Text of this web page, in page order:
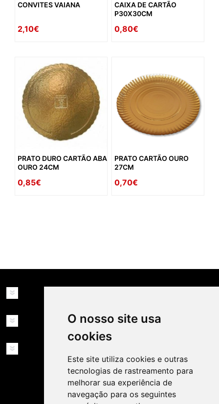
O nosso site usa
cookies
Este site utiliza cookies e outras
tecnologias de rastreamento para
melhorar sua experiência de
navegação para os seguintes
CONVITES VAIANA
2,10€
CAIXA DE CARTÃO
P30X30CM
0,80€
PRATO DURO CARTÃO ABA
OURO 24CM
0,85€
PRATO CARTÃO OURO
27CM
0,70€
MINHA CONTA